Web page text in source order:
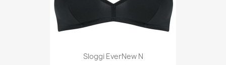
Sloggi EverNew N